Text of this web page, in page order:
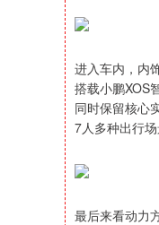
进入车内，内
搭载小鹏XOS
同时保留核心
7人多种出行
最后来看动力